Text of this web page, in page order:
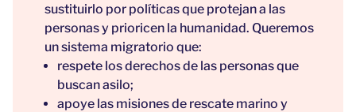
sustituirlo por políticas que protejan a las
personas y prioricen la humanidad. Queremos
un sistema migratorio que:
respete los derechos de las personas que
buscan asilo;
apoye las misiones de rescate marino y